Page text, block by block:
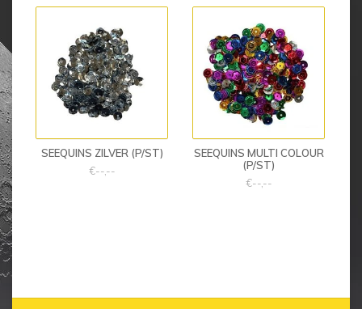
SEEQUINS ZILVER (P/ST)
€--,--
SEEQUINS MULTI COLOUR
(P/ST)
€--,--